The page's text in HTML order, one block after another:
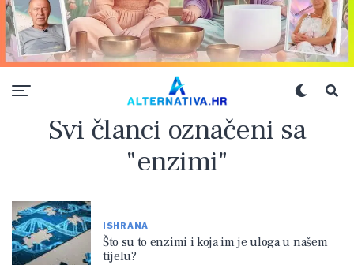
Svi članci označeni sa
"enzimi"
ISHRANA
Što su to enzimi i koja im je uloga u našem
tijelu?